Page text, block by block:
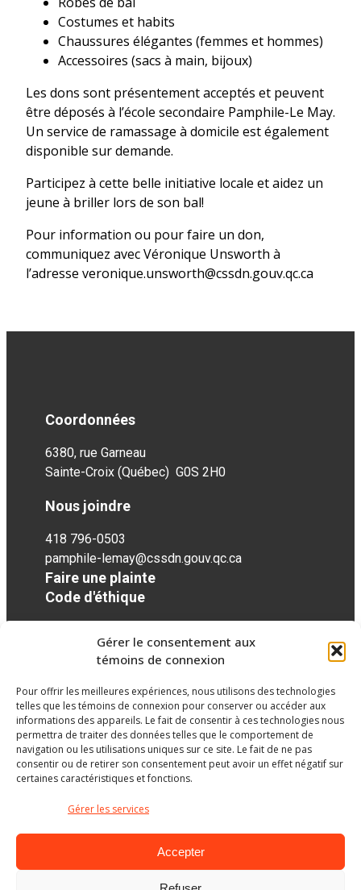
Gérer le consentement aux
témoins de connexion
Pour offrir les meilleures expériences, nous utilisons des technologies
telles que les témoins de connexion pour conserver ou accéder aux
informations des appareils. Le fait de consentir à ces technologies nous
permettra de traiter des données telles que le comportement de
navigation ou les utilisations uniques sur ce site. Le fait de ne pas
consentir ou de retirer son consentement peut avoir un effet négatif sur
certaines caractéristiques et fonctions.
Gérer les services
Accepter
Costumes et habits
Chaussures élégantes (femmes et hommes)
Accessoires (sacs à main, bijoux)
Les dons sont présentement acceptés et peuvent
être déposés à l’école secondaire Pamphile-Le May.
Un service de ramassage à domicile est également
disponible sur demande.
Participez à cette belle initiative locale et aidez un
jeune à briller lors de son bal!
Pour information ou pour faire un don,
communiquez avec Véronique Unsworth à
l’adresse veronique.unsworth@cssdn.gouv.qc.ca
Coordonnées
6380, rue Garneau
Sainte-Croix (Québec) G0S 2H0
Nous joindre
418 796-0503
pamphile-lemay@cssdn.gouv.qc.ca
Faire une plainte
Code d'éthique
Réseaux sociaux
facebook
twittergoogleplusgoogleplusgoogleplus